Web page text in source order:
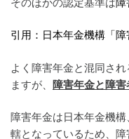
そのほかの認定基準は障
引用：日本年金機構「障
よく障害年金と混同さ
ますが、
障害年金と障
障害年金は日本年金機
轄となっているため、